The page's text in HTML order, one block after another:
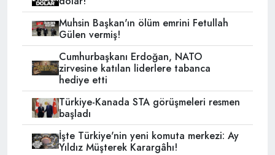
Muhsin Başkan'ın ölüm emrini Fetullah
Gülen vermiş!
Cumhurbaşkanı Erdoğan, NATO
zirvesine katılan liderlere tabanca
hediye etti
Türkiye-Kanada STA görüşmeleri resmen
başladı
İşte Türkiye'nin yeni komuta merkezi: Ay
Yıldız Müşterek Karargâhı!